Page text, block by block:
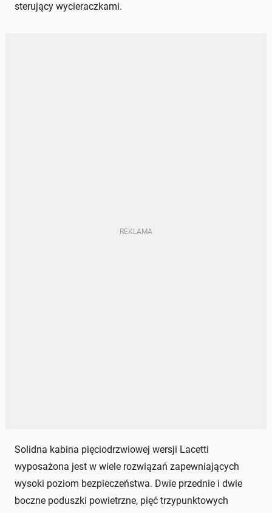
sterujący wycieraczkami.
Solidna kabina pięciodrzwiowej wersji Lacetti
wyposażona jest w wiele rozwiązań zapewniających
wysoki poziom bezpieczeństwa. Dwie przednie i dwie
boczne poduszki powietrzne, pięć trzypunktowych